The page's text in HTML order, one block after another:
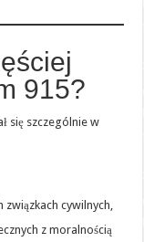
915?
się szczególnie w
cywilnych,
z moralnością